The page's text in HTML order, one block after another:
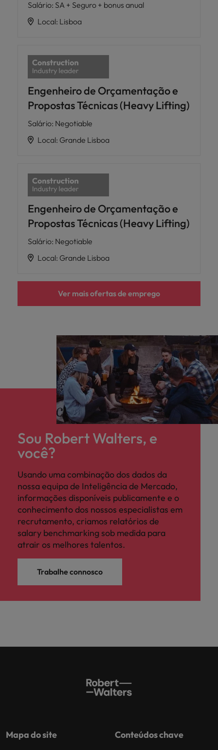
Salário: SA + Seguro + bonus anual
Local: Lisboa
Engenheiro de Orçamentação e
Propostas Técnicas (Heavy Lifting)
Salário: Negotiable
Local: Grande Lisboa
Engenheiro de Orçamentação e
Propostas Técnicas (Heavy Lifting)
Salário: Negotiable
Local: Grande Lisboa
Ver mais ofertas de emprego
Sou Robert Walters, e
você?
Usando uma combinação dos dados da
nossa equipa de Inteligência de Mercado,
informações disponíveis publicamente e o
conhecimento dos nossos especialistas em
recrutamento, criamos relatórios de
salary benchmarking sob medida para
atrair os melhores talentos.
Trabalhe connosco
Mapa do site Conteúdos chave